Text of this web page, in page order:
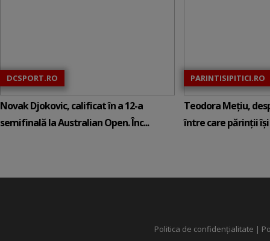
DCSPORT.RO
Novak Djokovic, calificat în a 12-a
semifinală la Australian Open. Înc...
PARINTISIPITICI.RO
Teodora Mețiu,
între care părinții își
Politica de confidențialitate |